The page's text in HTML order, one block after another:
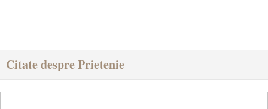
Citate despre Prietenie